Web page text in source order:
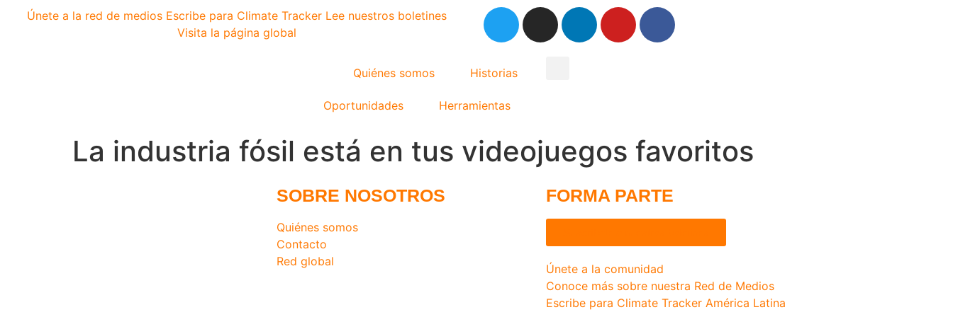
Únete a la red de medios Escribe para Climate Tracker Lee nuestros boletines
Visita la página global
Quiénes somos Historias
Oportunidades Herramientas
La industria fósil está en tus videojuegos favoritos
SOBRE NOSOTROS
Quiénes somos
Contacto
Red global
FORMA PARTE
Únete a la comunidad
Conoce más sobre nuestra Red de Medios
Escribe para Climate Tracker América Latina